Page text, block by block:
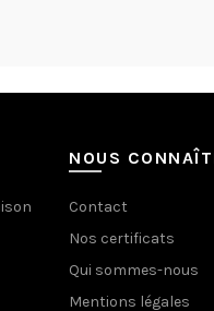
NOUS
Contact
Nos certificats
Qui sommes-nous
Mentions légales